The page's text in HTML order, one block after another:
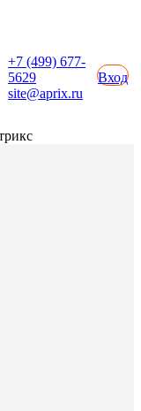
+7 (499) 677-
5629
site@aprix.ru
Вход